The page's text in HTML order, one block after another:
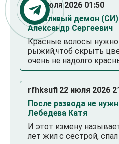
. 23 июля 2026 01:50
Смазливый демон (СИ)
Александр Сергеевич
Красные волосы нужно
рыжий,чтоб скрыть
очень не надолго
rfhksufi 22 июля 2026
После развода не
Лебедева Катя
И этот измену
лет жил с сестрой,